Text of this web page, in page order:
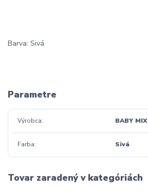
Barva: Sivá
Parametre
Výrobca BABY MIX
Farba Sivá
Tovar zaradený v kategóriách